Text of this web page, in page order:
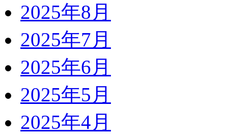
2025年8月
2025年7月
2025年6月
2025年5月
2025年4月